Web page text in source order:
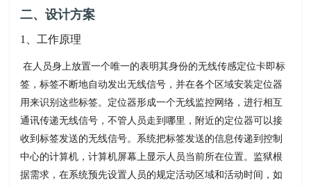
二、设计方案
1、工作原理
在人员身上放置一个唯一的表明其身份的无线传感定位卡即标
签，标签不断地自动发出无线信号，并在各个区域安装定位器
用来识别这些标签。定位器形成一个无线监控网络，进行相互
通讯传递无线信号，不管人员走到哪里，附近的定位器可以接
收到标签发送的无线信号。系统把标签发送的信息传递到控制
中心的计算机，计算机屏幕上显示人员当前所在位置。监狱根
据需求，在系统预先设置人员的规定活动区域和活动时间，如